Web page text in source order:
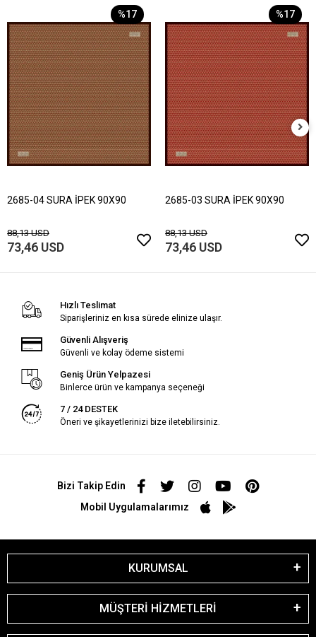
%17
2685-04 SURA İPEK 90X90
88,13 USD
73,46 USD
%17
2685-03 SURA İPEK 90X90
88,13 USD
73,46 USD
Hızlı Teslimat
Siparişleriniz en kısa sürede elinize ulaşır.
Güvenli Alışveriş
Güvenli ve kolay ödeme sistemi
Geniş Ürün Yelpazesi
Binlerce ürün ve kampanya seçeneği
7 / 24 DESTEK
Öneri ve şikayetlerinizi bize iletebilirsiniz.
Bizi Takip Edin
Mobil Uygulamalarımız
KURUMSAL
MÜŞTERİ HİZMETLERİ